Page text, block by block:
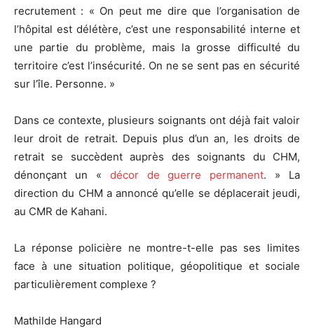
recrutement : « On peut me dire que l’organisation de
l’hôpital est délétère, c’est une responsabilité interne et
une partie du problème, mais la grosse difficulté du
territoire c’est l’insécurité. On ne se sent pas en sécurité
sur l’île. Personne. »
Dans ce contexte, plusieurs soignants ont déjà fait valoir
leur droit de retrait. Depuis plus d’un an, les droits de
retrait se succèdent auprès des soignants du CHM,
dénonçant un « décor de guerre permanent. » La
direction du CHM a annoncé qu’elle se déplacerait jeudi,
au CMR de Kahani.
La réponse policière ne montre-t-elle pas ses limites
face à une situation politique, géopolitique et sociale
particulièrement complexe ?
Mathilde Hangard